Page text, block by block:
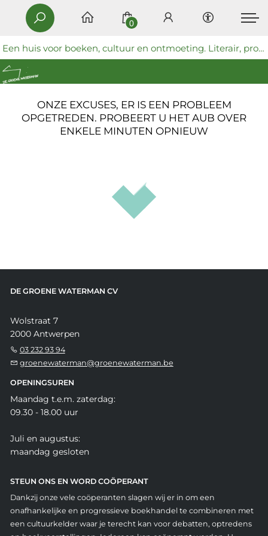
Een huis voor boeken, cultuur en ontmoeting. Literair, progressief en coöperatief.
0
ONZE EXCUSES, ER IS EEN PROBLEEM
OPGETREDEN. PROBEERT U HET AUB OVER
ENKELE MINUTEN OPNIEUW
DE GROENE WATERMAN CV
Wolstraat 7
2000 Antwerpen
03 232 93 94
groenewaterman@groenewaterman.be
OPENINGSUREN
Maandag t.e.m. zaterdag:
09.30 - 18.00 uur
Juli en augustus:
maandag gesloten
STEUN ONS EN WORD COÖPERANT
Dankzij onze vele coöperanten slagen wij er in om een
onafhankelijke en progressieve boekhandel te combineren met
een cultuurkelder waar je terecht kan voor debatten, optredens